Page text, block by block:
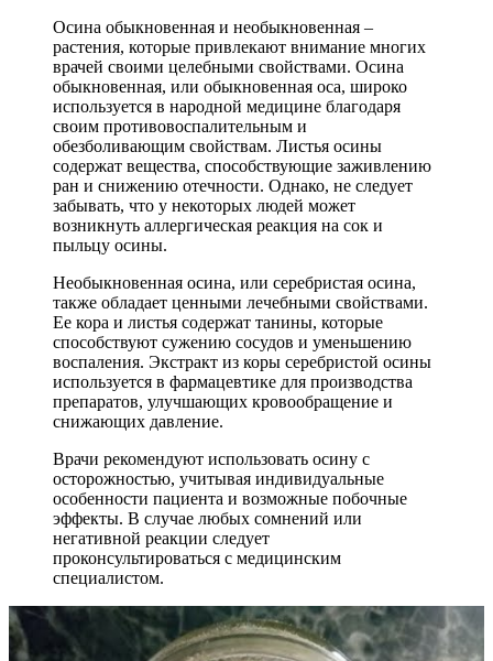
Осина обыкновенная и необыкновенная –
растения, которые привлекают внимание многих
врачей своими целебными свойствами. Осина
обыкновенная, или обыкновенная оса, широко
используется в народной медицине благодаря
своим противовоспалительным и
обезболивающим свойствам. Листья осины
содержат вещества, способствующие заживлению
ран и снижению отечности. Однако, не следует
забывать, что у некоторых людей может
возникнуть аллергическая реакция на сок и
пыльцу осины.
Необыкновенная осина, или серебристая осина,
также обладает ценными лечебными свойствами.
Ее кора и листья содержат танины, которые
способствуют сужению сосудов и уменьшению
воспаления. Экстракт из коры серебристой осины
используется в фармацевтике для производства
препаратов, улучшающих кровообращение и
снижающих давление.
Врачи рекомендуют использовать осину с
осторожностью, учитывая индивидуальные
особенности пациента и возможные побочные
эффекты. В случае любых сомнений или
негативной реакции следует
проконсультироваться с медицинским
специалистом.